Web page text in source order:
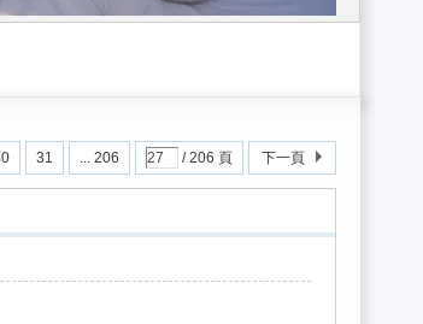
sk662/台灣外流/gleezy外送茶/全台優質外約gleezy
31 ... 206 / 206 頁 下一頁